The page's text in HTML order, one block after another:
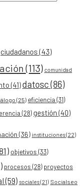
ciudadanos (43)
(113) comunidad
(41)datosc(86)
(25) eficiencia (31)
(28) gestión (40)
(36) instituciones(22)
objetivos (33)
procesos (28) proyectos
(59) sociales(21) Socialseo